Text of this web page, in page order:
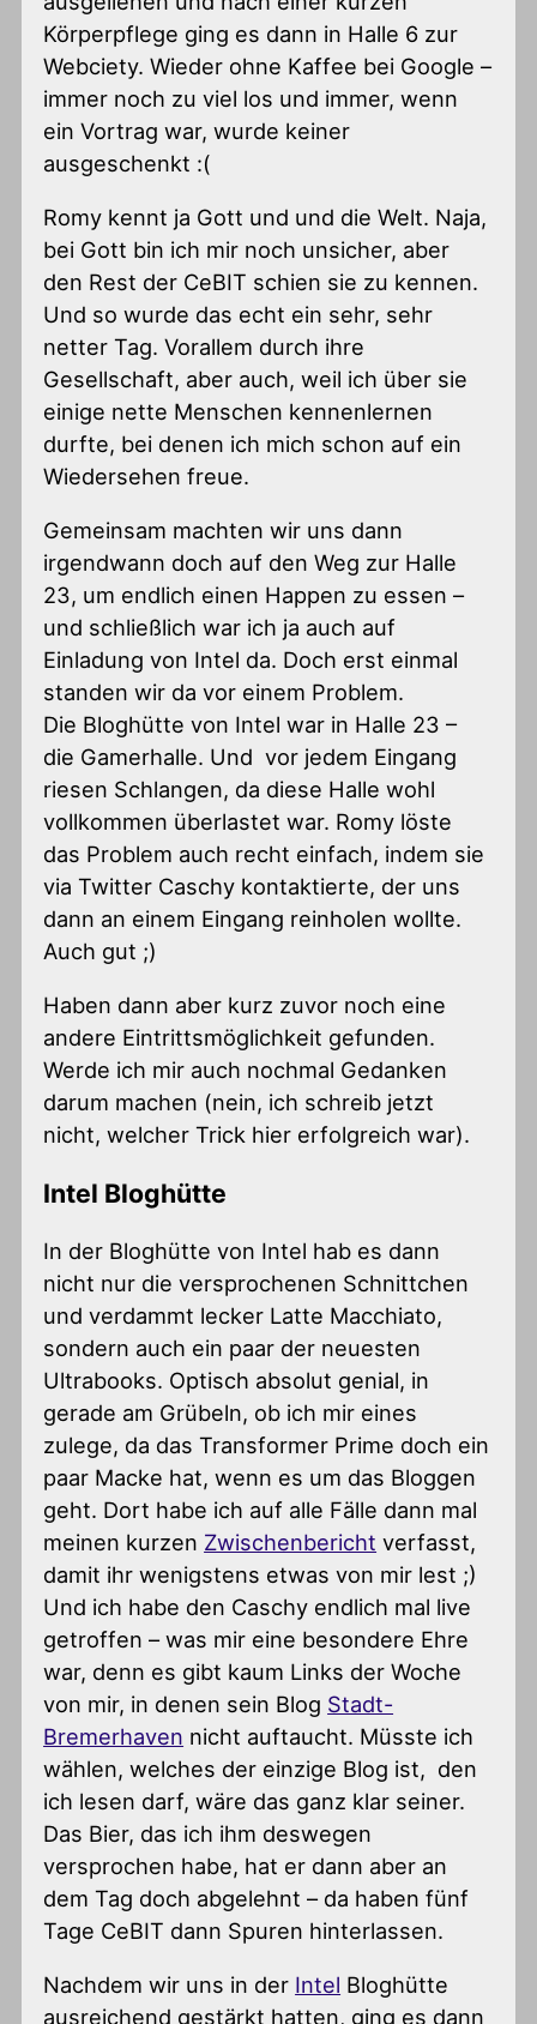
Körperpflege ging es dann in Halle 6 zur
Webciety. Wieder ohne Kaffee bei Google –
immer noch zu viel los und immer, wenn
ein Vortrag war, wurde keiner
ausgeschenkt :(
Romy kennt ja Gott und und die Welt. Naja,
bei Gott bin ich mir noch unsicher, aber
den Rest der CeBIT schien sie zu kennen.
Und so wurde das echt ein sehr, sehr
netter Tag. Vorallem durch ihre
Gesellschaft, aber auch, weil ich über sie
einige nette Menschen kennenlernen
durfte, bei denen ich mich schon auf ein
Wiedersehen freue.
Gemeinsam machten wir uns dann
irgendwann doch auf den Weg zur Halle
23, um endlich einen Happen zu essen –
und schließlich war ich ja auch auf
Einladung von Intel da. Doch erst einmal
standen wir da vor einem Problem.
Die Bloghütte von Intel war in Halle 23 –
die Gamerhalle. Und vor jedem Eingang
riesen Schlangen, da diese Halle wohl
vollkommen überlastet war. Romy löste
das Problem auch recht einfach, indem sie
via Twitter Caschy kontaktierte, der uns
dann an einem Eingang reinholen wollte.
Auch gut ;)
Haben dann aber kurz zuvor noch eine
andere Eintrittsmöglichkeit gefunden.
Werde ich mir auch nochmal Gedanken
darum machen (nein, ich schreib jetzt
nicht, welcher Trick hier erfolgreich war).
Intel Bloghütte
In der Bloghütte von Intel hab es dann
nicht nur die versprochenen Schnittchen
und verdammt lecker Latte Macchiato,
sondern auch ein paar der neuesten
Ultrabooks. Optisch absolut genial, in
gerade am Grübeln, ob ich mir eines
zulege, da das Transformer Prime doch ein
paar Macke hat, wenn es um das Bloggen
geht. Dort habe ich auf alle Fälle dann mal
meinen kurzen Zwischenbericht verfasst,
damit ihr wenigstens etwas von mir lest ;)
Und ich habe den Caschy endlich mal live
getroffen – was mir eine besondere Ehre
war, denn es gibt kaum Links der Woche
von mir, in denen sein Blog Stadt-
Bremerhaven nicht auftaucht. Müsste ich
wählen, welches der einzige Blog ist, den
ich lesen darf, wäre das ganz klar seiner.
Das Bier, das ich ihm deswegen
versprochen habe, hat er dann aber an
dem Tag doch abgelehnt – da haben fünf
Tage CeBIT dann Spuren hinterlassen.
Nachdem wir uns in der Intel Bloghütte
ausreichend gestärkt hatten, ging es dann